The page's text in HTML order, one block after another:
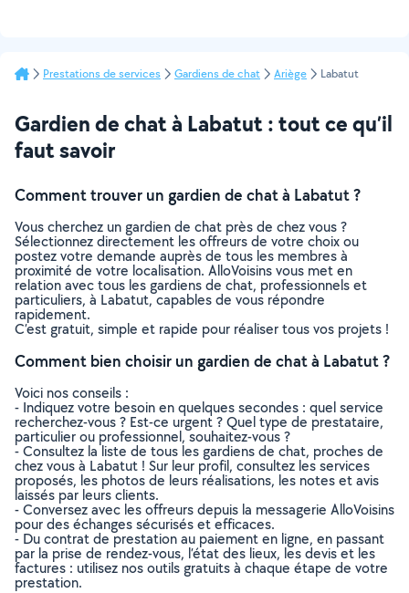
Prestations de services Gardiens de chat Ariège Labatut
Gardien de chat à Labatut : tout ce qu’il
faut savoir
Comment trouver un gardien de chat à Labatut ?
Vous cherchez un gardien de chat près de chez vous ?
Sélectionnez directement les offreurs de votre choix ou
postez votre demande auprès de tous les membres à
proximité de votre localisation. AlloVoisins vous met en
relation avec tous les gardiens de chat, professionnels et
particuliers, à Labatut, capables de vous répondre
rapidement.
C’est gratuit, simple et rapide pour réaliser tous vos projets !
Comment bien choisir un gardien de chat à Labatut ?
Voici nos conseils :
- Indiquez votre besoin en quelques secondes : quel service
recherchez-vous ? Est-ce urgent ? Quel type de prestataire,
particulier ou professionnel, souhaitez-vous ?
- Consultez la liste de tous les gardiens de chat, proches de
chez vous à Labatut ! Sur leur profil, consultez les services
proposés, les photos de leurs réalisations, les notes et avis
laissés par leurs clients.
- Conversez avec les offreurs depuis la messagerie AlloVoisins
pour des échanges sécurisés et efficaces.
- Du contrat de prestation au paiement en ligne, en passant
par la prise de rendez-vous, l’état des lieux, les devis et les
factures : utilisez nos outils gratuits à chaque étape de votre
prestation.